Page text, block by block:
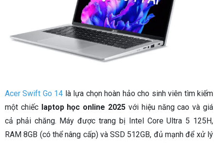
Acer Swift Go 14 là lựa chọn hoàn hảo cho sinh viên tìm kiếm
một chiếc laptop học online 2025 với hiệu năng cao và giá
cả phải chăng. Máy được trang bị Intel Core Ultra 5 125H,
RAM 8GB (có thể nâng cấp) và SSD 512GB, đủ mạnh để xử lý